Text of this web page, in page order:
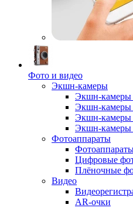
Фото и видео
Экшн-камеры
Экшн-камеры
Экшн-камеры
Экшн-камеры
Экшн-камеры
Фотоаппараты
Цифровые
Плёночные
Видео
AR-очки